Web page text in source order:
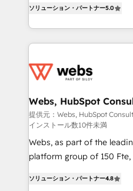
Execution • 750+
implementations • Deep
to HubSpot Better. We
solve all your HubSpot
adoption, sales process
the first time 🔧 Designing
and build using HubSpot
with other systems 🎓
HubSpot pros 📊 Lead
HubSpot Why us? - SIX HubSpot Accreditations -
awarded by HubSpot
Migration, Custom
ソリューション・パートナー5.0
Webs, HubSpot
提供元：Webs, HubSpot
インストール数10件未満
Webs, as part of the
platform group of 150 Fte, is the trusted Elite
maximizing EBITDA and
ソリューション・パートナー4.8